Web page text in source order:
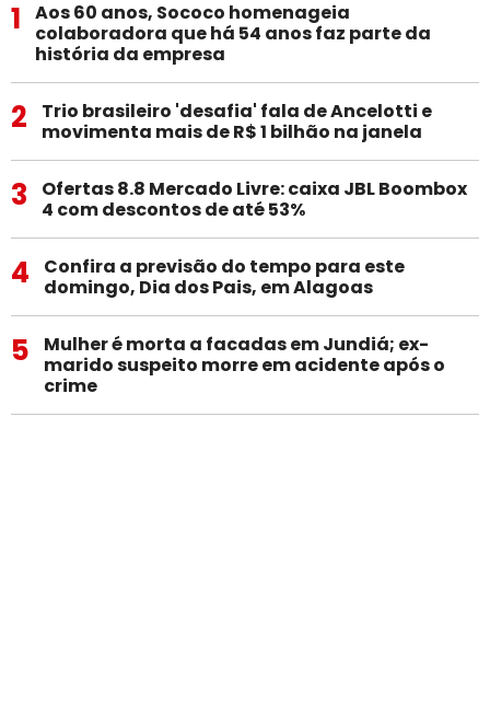
1
Aos 60 anos, Sococo homenageia
colaboradora que há 54 anos faz parte da
história da empresa
2
Trio brasileiro 'desafia' fala de Ancelotti e
movimenta mais de R$ 1 bilhão na janela
3
Ofertas 8.8 Mercado Livre: caixa JBL Boombox
4 com descontos de até 53%
4
Confira a previsão do tempo para este
domingo, Dia dos Pais, em Alagoas
5
Mulher é morta a facadas em Jundiá; ex-
marido suspeito morre em acidente após o
crime